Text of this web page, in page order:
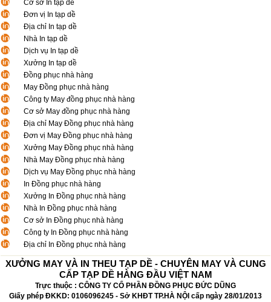
Cơ sở In tạp dề
Đơn vị In tạp dề
Địa chỉ In tạp dề
Nhà In tạp dề
Dịch vụ In tạp dề
Xưởng In tạp dề
Đồng phục nhà hàng
May Đồng phục nhà hàng
Công ty May đồng phục nhà hàng
Cơ sở May đồng phục nhà hàng
Địa chỉ May Đồng phục nhà hàng
Đơn vị May Đồng phục nhà hàng
Xưởng May Đồng phục nhà hàng
Nhà May Đồng phục nhà hàng
Dịch vụ May Đồng phục nhà hàng
In Đồng phục nhà hàng
Xưởng In Đồng phục nhà hàng
Nhà In Đồng phục nhà hàng
Cơ sở In Đồng phục nhà hàng
Công ty In Đồng phục nhà hàng
Địa chỉ In Đồng phục nhà hàng
XƯỞNG MAY VÀ IN THEU TẠP DỀ - CHUYÊN MAY VÀ CUNG
CẤP TẠP DỀ HÀNG ĐẦU VIỆT NAM
Trực thuộc : CÔNG TY CỔ PHẦN ĐỒNG PHỤC ĐỨC DŨNG
Giấy phép ĐKKD: 0106096245 - Sở KHĐT TP.HÀ NỘI cấp ngày 28/01/2013